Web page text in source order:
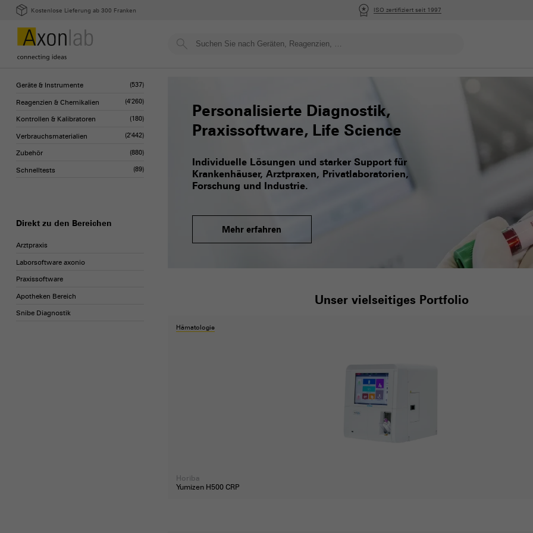
Kostenlose Lieferung ab 300 Franken ISO zertifiziert seit 1997
Geräte & Instrumente (537)
Reagenzien & Chemikalien (4'260)
Kontrollen & Kalibratoren (180)
Verbrauchsmaterialien (2'442)
Zubehör (880)
Schnelltests (89)
Direkt zu den Bereichen
Arztpraxis
Laborsoftware axonio
Praxissoftware
Apotheken Bereich
Snibe Diagnostik
Personalisierte Diagnostik,
Praxissoftware, Life Science
Individuelle Lösungen und starker Support für
Krankenhäuser, Arztpraxen, Privatlaboratorien,
Forschung und Industrie.
Mehr erfahren
Unser vielseitiges Portfolio
Hämatologie
Horiba
Yumizen H500 CRP